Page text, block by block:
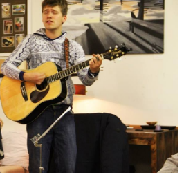
ANGEBOTE